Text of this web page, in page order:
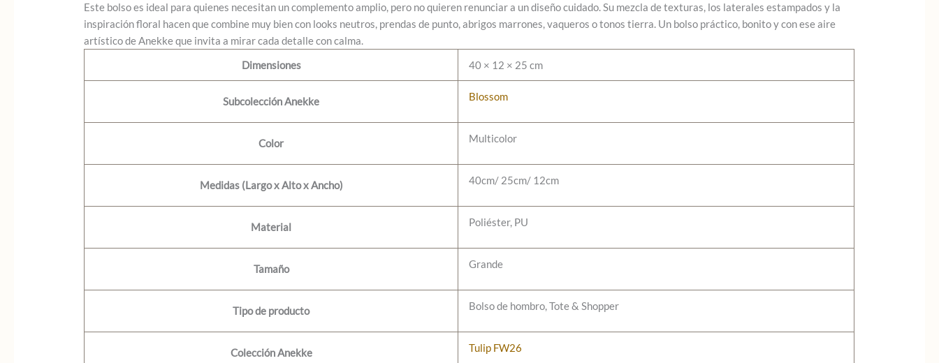
Este bolso es ideal para quienes necesitan un complemento amplio, pero no quieren renunciar a un diseño cuidado. Su mezcla de texturas, los laterales estampados y la
inspiración floral hacen que combine muy bien con looks neutros, prendas de punto, abrigos marrones, vaqueros o tonos tierra. Un bolso práctico, bonito y con ese aire
artístico de Anekke que invita a mirar cada detalle con calma.
Dimensiones
40 × 12 × 25 cm
Subcolección Anekke Blossom
Color Multicolor
Medidas (Largo x Alto x Ancho) 40cm/ 25cm/ 12cm
Material Poliéster, PU
Tamaño Grande
Tipo de producto Bolso de hombro, Tote & Shopper
Colección Anekke Tulip FW26